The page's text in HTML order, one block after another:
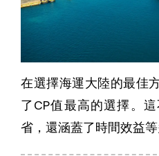
在選擇海運大陸的最佳
了CP值最高的選擇。
省，還涵蓋了時間效益等